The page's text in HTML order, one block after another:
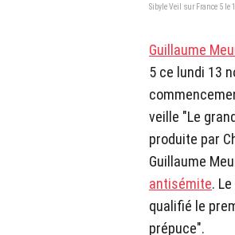
Sibyle Veil sur France 5 le
Guillaume
5 ce lundi 13
veille "Le
produite par
Guillaume
antisémite.
qualifié le
prépuce".